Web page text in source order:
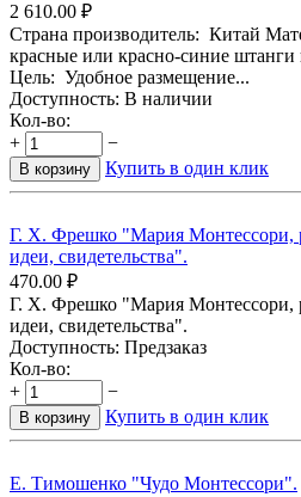
2 610.00 ₽
Страна производитель: Китай
красные или красно-синие штанги
Цель: Удобное размещение...
Доступность: В наличии
Кол-во:
+
−
В корзину Купить в один клик
Г. Х. Фрешко "Мария Монтессори,
идеи, свидетельства".
470.00 ₽
Г. Х. Фрешко "Мария Монтессори,
идеи, свидетельства".
Доступность: Предзаказ
Кол-во:
+
−
В корзину Купить в один клик
Е. Тимошенко "Чудо Монтессори".